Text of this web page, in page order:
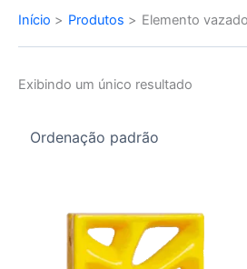
Início Produtos Elemento
Exibindo um único resultado